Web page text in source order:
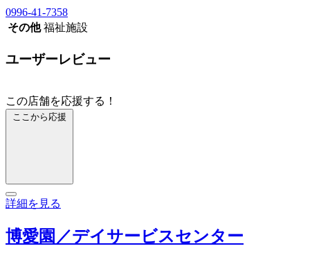
0996-41-7358
その他 福祉施設
ユーザーレビュー
この店舗を応援する！
ここから応援
詳細を見る
博愛園／デイサービスセンター